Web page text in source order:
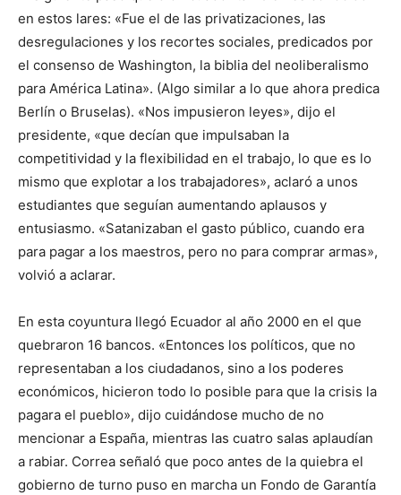
en estos lares: «Fue el de las privatizaciones, las
desregulaciones y los recortes sociales, predicados por
el consenso de Washington, la biblia del neoliberalismo
para América Latina». (Algo similar a lo que ahora predica
Berlín o Bruselas). «Nos impusieron leyes», dijo el
presidente, «que decían que impulsaban la
competitividad y la flexibilidad en el trabajo, lo que es lo
mismo que explotar a los trabajadores», aclaró a unos
estudiantes que seguían aumentando aplausos y
entusiasmo. «Satanizaban el gasto público, cuando era
para pagar a los maestros, pero no para comprar armas»,
volvió a aclarar.
En esta coyuntura llegó Ecuador al año 2000 en el que
quebraron 16 bancos. «Entonces los políticos, que no
representaban a los ciudadanos, sino a los poderes
económicos, hicieron todo lo posible para que la crisis la
pagara el pueblo», dijo cuidándose mucho de no
mencionar a España, mientras las cuatro salas aplaudían
a rabiar. Correa señaló que poco antes de la quiebra el
gobierno de turno puso en marcha un Fondo de Garantía